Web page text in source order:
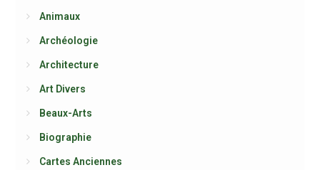
Animaux
Archéologie
Architecture
Art Divers
Beaux-Arts
Biographie
Cartes Anciennes